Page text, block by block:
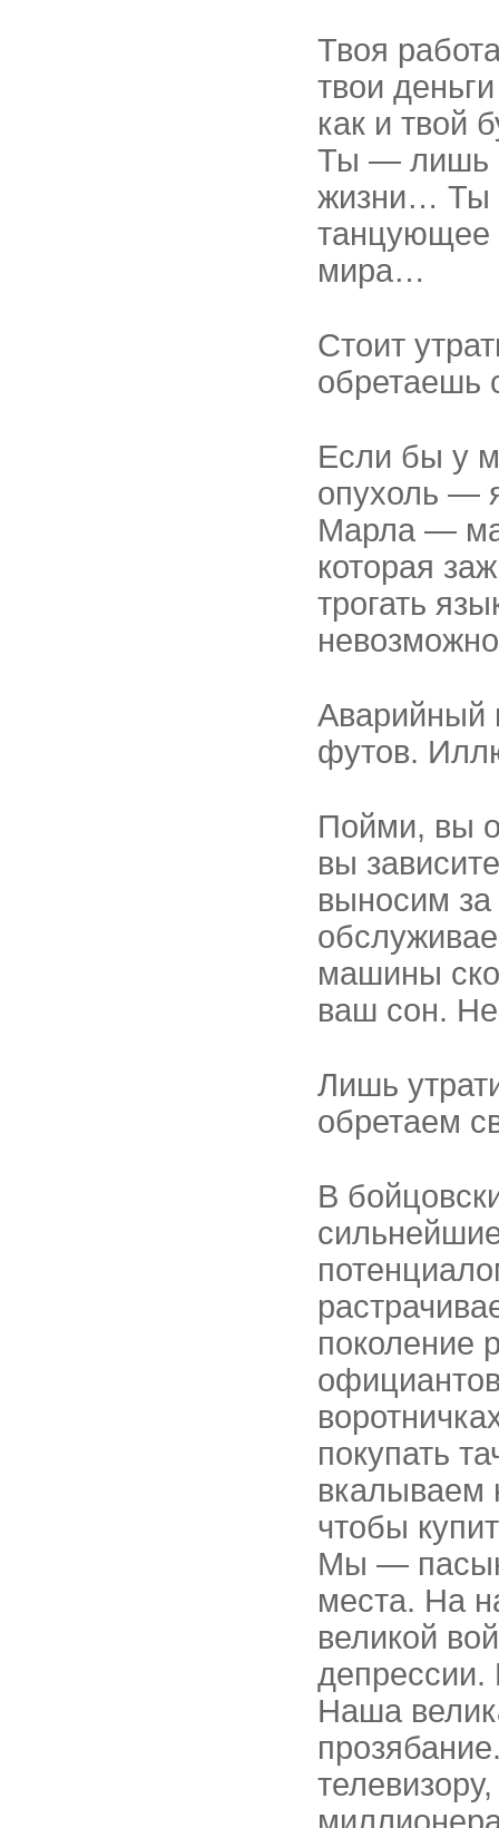
Твоя
твои
как и твой
Ты — лишь
жизни… Ты
танцующее
мира…
Стоит
обретаешь
Если бы у
опухоль —
Марла —
которая
трогать
Аварийный
футов.
Пойми, вы
вы
выносим
машины
ваш сон. Не
Лишь
обретаем
В
поколение
покупать
вкалываем
чтобы
Мы —
места. На
великой
Наша